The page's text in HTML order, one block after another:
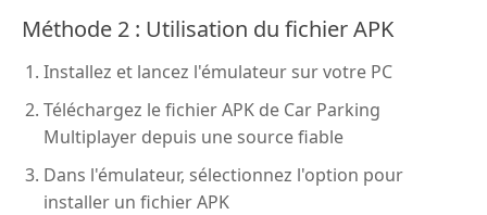
Méthode 2 : Utilisation du fichier APK
Installez et lancez l'émulateur sur votre PC
Téléchargez le fichier APK de Car Parking
Multiplayer depuis une source fiable
Dans l'émulateur, sélectionnez l'option pour
installer un fichier APK